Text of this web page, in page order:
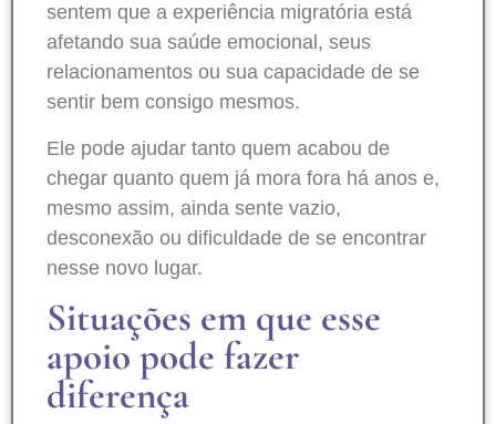
sentem que a experiência migratória está
afetando sua saúde emocional, seus
relacionamentos ou sua capacidade de se
sentir bem consigo mesmos.
Ele pode ajudar tanto quem acabou de
chegar quanto quem já mora fora há anos e,
mesmo assim, ainda sente vazio,
desconexão ou dificuldade de se encontrar
nesse novo lugar.
Situações em que esse
apoio pode fazer
diferença